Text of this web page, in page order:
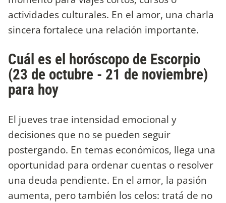
actividades culturales. En el amor, una charla
sincera fortalece una relación importante.
Cuál es el horóscopo de Escorpio
(23 de octubre - 21 de noviembre)
para hoy
El jueves trae intensidad emocional y
decisiones que no se pueden seguir
postergando. En temas económicos, llega una
oportunidad para ordenar cuentas o resolver
una deuda pendiente. En el amor, la pasión
aumenta, pero también los celos: tratá de no